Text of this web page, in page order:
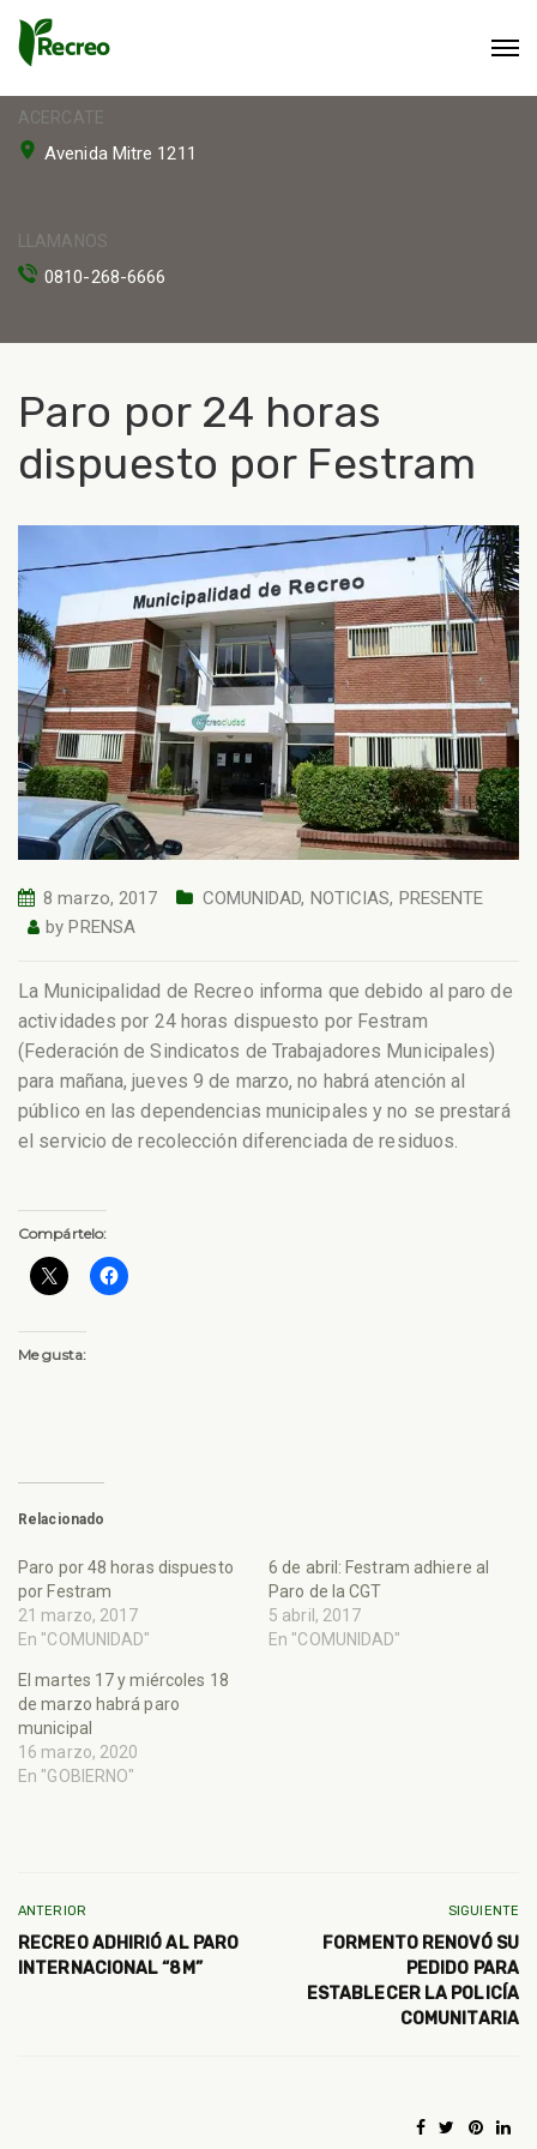
ACERCATE
Avenida Mitre 1211
LLAMANOS
0810-268-6666
Paro por 24 horas
dispuesto por Festram
8 marzo, 2017 COMUNIDAD, NOTICIAS, PRESENTE
byPRENSA
La Municipalidad de Recreo informa que debido al paro de
actividades por 24 horas dispuesto por Festram
(Federación de Sindicatos de Trabajadores Municipales)
para mañana, jueves 9 de marzo, no habrá atención al
público en las dependencias municipales y no se prestará
el servicio de recolección diferenciada de residuos.
Compártelo:
Me gusta:
Relacionado
Paro por 48 horas dispuesto
por Festram
21 marzo, 2017
En "COMUNIDAD"
6 de abril: Festram adhiere al
Paro de la CGT
5 abril, 2017
En "COMUNIDAD"
El martes 17 y miércoles 18
de marzo habrá paro
municipal
16 marzo, 2020
En "GOBIERNO"
ANTERIOR
RECREO ADHIRIÓ AL PARO
INTERNACIONAL “8M”
SIGUIENTE
FORMENTO RENOVÓ SU
PEDIDO PARA
ESTABLECER LA POLICÍA
COMUNITARIA